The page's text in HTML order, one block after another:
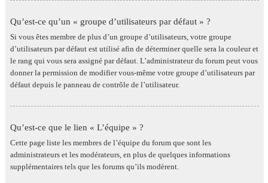
Qu’est-ce qu’un « groupe d’utilisateurs par défaut » ?
Si vous êtes membre de plus d’un groupe d’utilisateurs, votre groupe
d’utilisateurs par défaut est utilisé afin de déterminer quelle sera la couleur et
le rang qui vous sera assigné par défaut. L’administrateur du forum peut vous
donner la permission de modifier vous-même votre groupe d’utilisateurs par
défaut depuis le panneau de contrôle de l’utilisateur.
Qu’est-ce que le lien « L’équipe » ?
Cette page liste les membres de l’équipe du forum que sont les
administrateurs et les modérateurs, en plus de quelques informations
supplémentaires tels que les forums qu’ils modèrent.